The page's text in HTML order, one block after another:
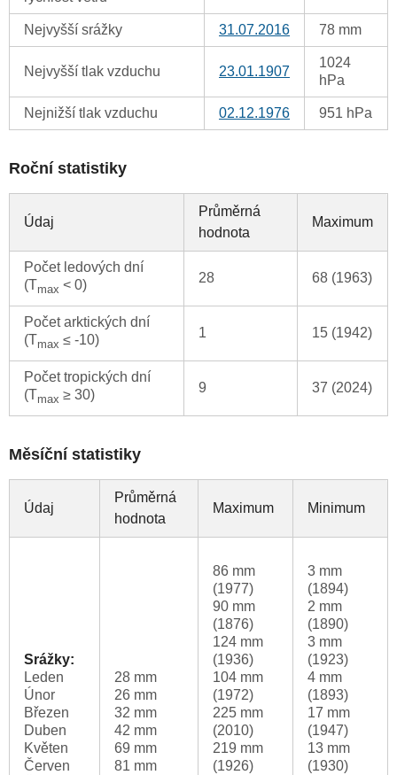
Nejvyšší srážky 31.07.2016 78 mm
Nejvyšší tlak vzduchu 23.01.1907
1024
hPa
Nejnižší tlak vzduchu 02.12.1976 951 hPa
Roční statistiky
Údaj
Průměrná
hodnota
Maximum
Počet ledových dní
(Tmax < 0) 28 68 (1963)
Počet arktických dní
(Tmax ≤ -10) 1 15 (1942)
Počet tropických dní
(Tmax ≥ 30) 9 37 (2024)
Měsíční statistiky
Údaj
Průměrná
hodnota
Maximum Minimum
Srážky:
Leden
Únor
Březen
Duben
Květen
Červen
28 mm
26 mm
32 mm
42 mm
69 mm
81 mm
86 mm
(1977)
90 mm
(1876)
124 mm
(1936)
104 mm
(1972)
225 mm
(2010)
219 mm
(1926)
3 mm
(1894)
2 mm
(1890)
3 mm
(1923)
4 mm
(1893)
17 mm
(1947)
13 mm
(1930)